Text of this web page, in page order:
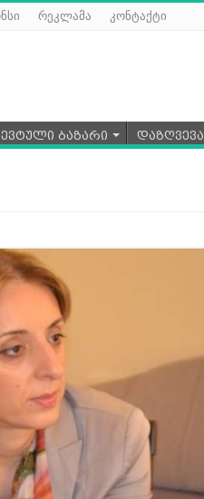
რეკლამა კონტაქტი
ბაზარი დაზღვევა